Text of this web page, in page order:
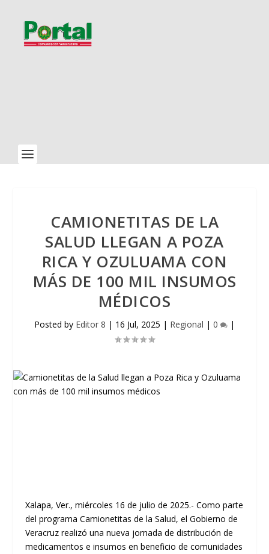
CAMIONETITAS DE LA
SALUD LLEGAN A POZA
RICA Y OZULUAMA CON
MÁS DE 100 MIL INSUMOS
MÉDICOS
Posted by Editor 8 | 16 Jul, 2025 | Regional | 0 |
Xalapa, Ver., miércoles 16 de julio de 2025.- Como parte
del programa Camionetitas de la Salud, el Gobierno de
Veracruz realizó una nueva jornada de distribución de
medicamentos e insumos en beneficio de comunidades